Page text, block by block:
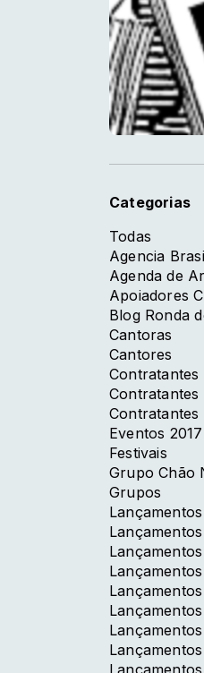
Categorias
Todas
Agencia
Agenda de
Apoiadores
Blog Ronda
Cantoras
Cantores
Contratantes
Contratantes
Contratantes
Eventos 2017
Festivais
Grupo Chão
Grupos
Lançamentos
Lançamentos